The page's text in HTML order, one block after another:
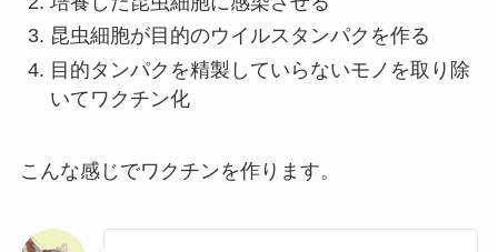
昆虫細胞が目的のウイルスタンパクを作る
目的タンパクを精製していらないモノを取り除
いてワクチン化
こんな感じでワクチンを作ります。